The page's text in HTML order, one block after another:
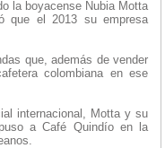
la boyacense Nubia Motta
que el 2013 su empresa
que, además de vender
colombiana en ese
internacional, Motta y su
a Café Quindío en la